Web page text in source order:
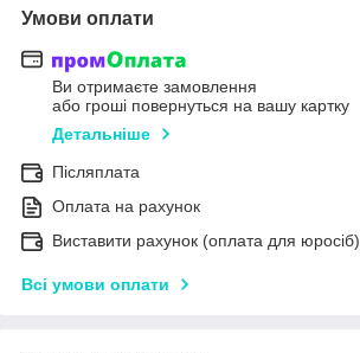
Умови оплати
Ви отримаєте замовлення
або гроші повернуться на вашу картку
Детальніше
Післяплата
Оплата на рахунок
Виставити рахунок (оплата для юросіб)
Всі умови оплати